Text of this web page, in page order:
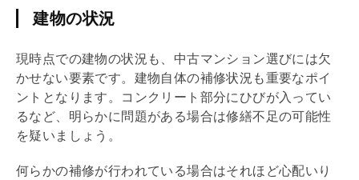
建物の状況
現時点での建物の状況も、中古マンション選びには欠
かせない要素です。建物自体の補修状況も重要なポイ
ントとなります。コンクリート部分にひびが入ってい
るなど、明らかに問題がある場合は修繕不足の可能性
を疑いましょう。
何らかの補修が行われている場合はそれほど心配いり